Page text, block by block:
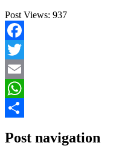
Post Views: 937
Facebook
Twitter
Email
WhatsApp
Post navigation